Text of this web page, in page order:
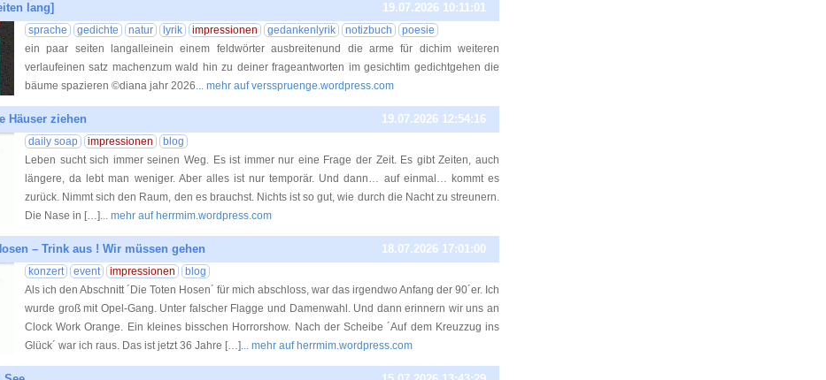
lang] 19.07.2026 10:11:01
sprache gedichte natur lyrik impressionen gedankenlyrik notizbuch
poesie
ein paar seiten langalleinein einem feldwörter ausbreitenund die arme für dichim weiteren
verlaufeinen satz machenzum wald hin zu deiner frageantworten im gesichtim gedichtgehen die
bäume spazieren ©diana jahr 2026... mehr auf versspruenge.wordpress.com
Häuser ziehen 19.07.2026 12:54:16
daily soap impressionen
blog
Leben sucht sich immer seinen Weg. Es ist immer nur eine Frage der Zeit. Es gibt Zeiten, auch
längere, da lebt man weniger. Aber alles ist nur temporär. Und dann… auf einmal… kommt es
zurück. Nimmt sich den Raum, den es brauchst. Nichts ist so gut, wie durch die Nacht zu streunern.
Die Nase in […]... mehr auf herrmim.wordpress.com
– Trink aus ! Wir müssen gehen 18.07.2026 17:01:00
konzert event impressionen
blog
Als ich den Abschnitt ´Die Toten Hosen´ für mich abschloss, war das irgendwo Anfang der 90´er. Ich
wurde groß mit Opel-Gang. Unter falscher Flagge und Damenwahl. Und dann erinnern wir uns an
Clock Work Orange. Ein kleines bisschen Horrorshow. Nach der Scheibe ´Auf dem Kreuzzug ins
Glück´ war ich raus. Das ist jetzt 36 Jahre […]... mehr auf herrmim.wordpress.com